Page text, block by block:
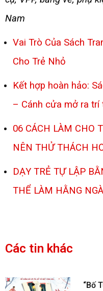
Nam
Vai Trò Của Sách
Cho Trẻ Nhỏ
Kết hợp hoàn hảo:
– Cánh cửa mở ra
06 CÁCH LÀM CHO
NÊN THỬ THÁCH
DẠY TRẺ TỰ LẬP
THỂ LÀM HẰNG
Các tin khác
“Bố